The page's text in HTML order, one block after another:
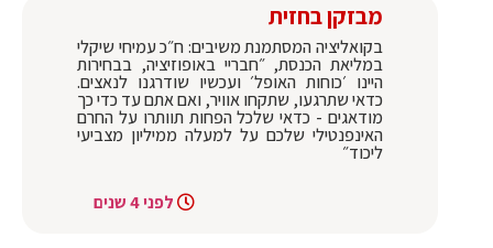
מבזקן בחזית
בקואליציה המסתמנת משיבים: ח״כ עמיחי שיקלי
במליאת הכנסת, ״חבריי באופוזיציה, בבחירות
היינו ׳כוחות האופל׳ ועכשיו שודרגנו לנאצים.
כדאי שתרגעו, שתקחו אוויר, ואם אתם עד כדי כך
מודאגים - כדאי שלכל הפחות תוותרו על החרם
האינפנטילי שלכם על למעלה ממיליון מצביעי
ליכוד״
לפני 4 שנים